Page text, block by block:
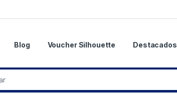
Blog Voucher Silhouette Destacados